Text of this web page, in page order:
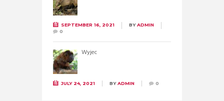
SEPTEMBER 16, 2021 BYADMIN
0
Wyjec
JULY 24, 2021 BYADMIN 0